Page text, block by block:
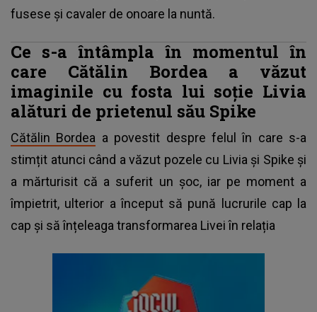
fusese și cavaler de onoare la nuntă.
Ce s-a întâmpla în momentul în
care Cătălin Bordea a văzut
imaginile cu fosta lui soție Livia
alături de prietenul său Spike
Cătălin Bordea a povestit despre felul în care s-a
stimțit atunci când a văzut pozele cu Livia și Spike și
a mărturisit că a suferit un șoc, iar pe moment a
împietrit, ulterior a început să pună lucrurile cap la
cap și să înțeleaga transformarea Livei în relația